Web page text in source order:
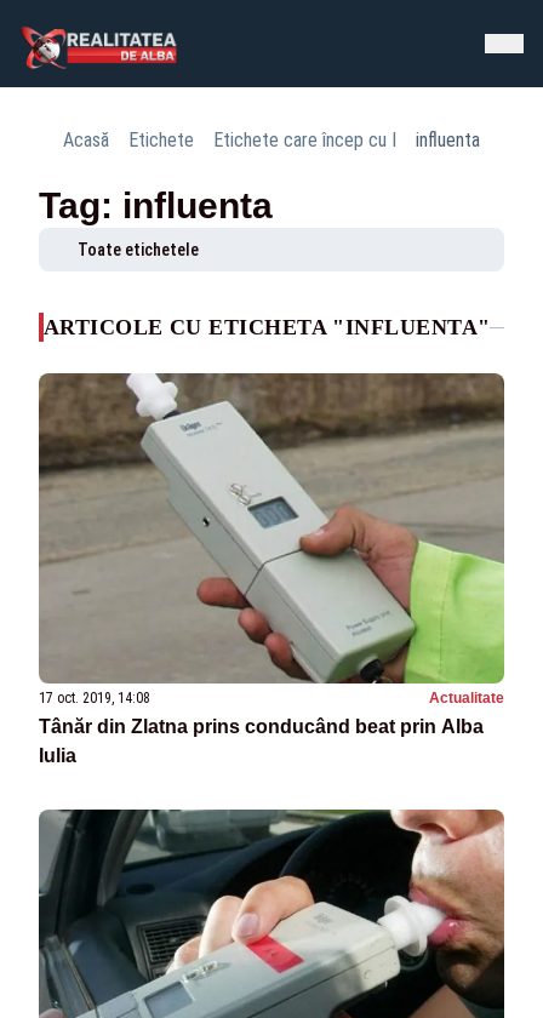
Acasă Etichete Etichete care încep cu I influenta
Tag: influenta
Toate etichetele
ARTICOLE CU ETICHETA "INFLUENTA"
17 oct. 2019, 14:08 Actualitate
Tânăr din Zlatna prins conducând beat prin Alba
Iulia